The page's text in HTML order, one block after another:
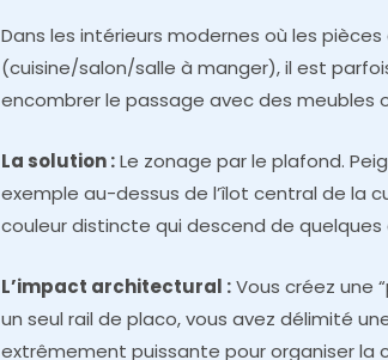
Dans les intérieurs modernes où les
(cuisine/salon/salle à manger), il est
encombrer le passage avec des meubles
La solution :Le zonage par le plafond.
exemple au-dessus de l’îlot central de la
couleur distincte qui descend de
L’impact architectural :Vous créez une
un seul rail de placo, vous avez délimité
extrêmement puissante pour organiser la